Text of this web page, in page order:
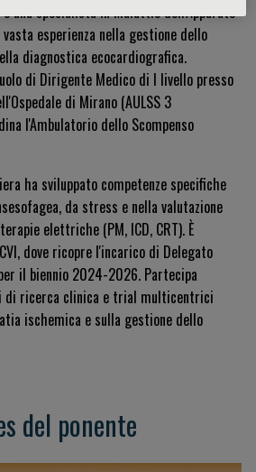
una specialista in Malattie dell'Apparato
esperienza nella gestione dello
diagnostica ecocardiografica.
di Dirigente Medico di I livello presso
di Mirano (AULSS 3
l'Ambulatorio dello Scompenso
ha sviluppato competenze specifiche
da stress e nella valutazione
elettriche (PM, ICD, CRT). È
dove ricopre l'incarico di Delegato
il biennio 2024-2026. Partecipa
di ricerca clinica e trial multicentrici
ischemica e sulla gestione dello
del ponente